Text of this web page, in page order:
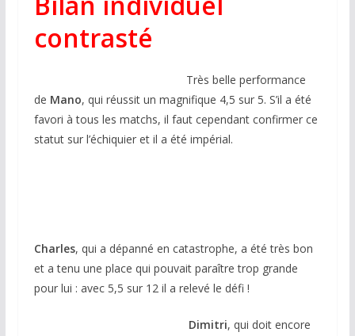
contrasté
Très belle performance
de Mano, qui réussit un magnifique 4,5 sur 5. S’il a été
favori à tous les matchs, il faut cependant confirmer ce
statut sur l’échiquier et il a été impérial.
Charles, qui a dépanné en catastrophe, a été très bon
et a tenu une place qui pouvait paraître trop grande
pour lui : avec 5,5 sur 12 il a relevé le défi !
Dimitri, qui doit encore